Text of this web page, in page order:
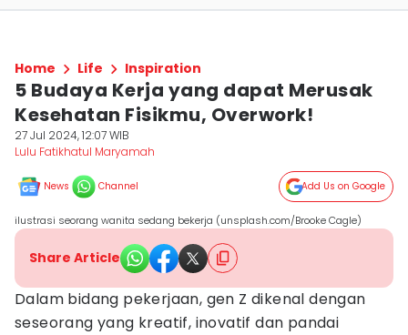
Home Life Inspiration
5 Budaya Kerja yang dapat Merusak
Kesehatan Fisikmu, Overwork!
27 Jul 2024, 12:07 WIB
Lulu Fatikhatul Maryamah
News Channel Add Us on Google
ilustrasi seorang wanita sedang bekerja (unsplash.com/Brooke Cagle)
Share Article
Dalam bidang pekerjaan, gen Z dikenal dengan
seseorang yang kreatif, inovatif dan pandai